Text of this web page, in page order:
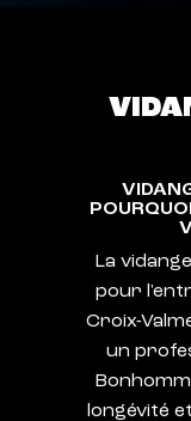
La
pour
Croix-
un
longévité